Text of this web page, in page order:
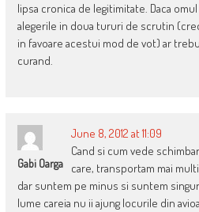
lipsa cronica de legitimitate. Daca
alegerile in doua tururi de scrutin
in favoare acestui mod de vot) ar
curand.
Gabi Oarga
June 8, 2012 at 11:09
Cand si cum vede
care, transportam mai
dar suntem pe minus si suntem
lume careia nu ii ajung locurile din